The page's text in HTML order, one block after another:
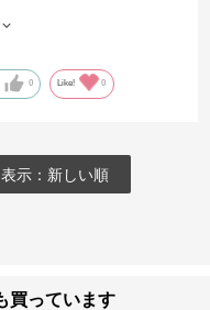
商品でしたので、次の車
0 Like! 0
表示：新しい順
買っています